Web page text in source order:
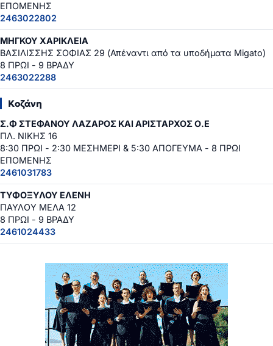
ΕΠΟΜΕΝΗΣ
2463022802
ΜΗΓΚΟΥ ΧΑΡΙΚΛΕΙΑ
ΒΑΣΙΛΙΣΣΗΣ ΣΟΦΙΑΣ 29 (Απέναντι από τα υποδήματα Migato)
8 ΠΡΩΙ - 9 ΒΡΑΔΥ
2463022288
Κοζάνη
Σ.Φ ΣΤΕΦΑΝΟΥ ΛΑΖΑΡΟΣ ΚΑΙ ΑΡΙΣΤΑΡΧΟΣ Ο.Ε
ΠΛ. ΝΙΚΗΣ 16
8:30 ΠΡΩΙ - 2:30 ΜΕΣΗΜΕΡΙ & 5:30 ΑΠΟΓΕΥΜΑ - 8 ΠΡΩΙ
ΕΠΟΜΕΝΗΣ
2461031783
ΤΥΦΟΞΥΛΟΥ ΕΛΕΝΗ
ΠΑΥΛΟΥ ΜΕΛΑ 12
8 ΠΡΩΙ - 9 ΒΡΑΔΥ
2461024433